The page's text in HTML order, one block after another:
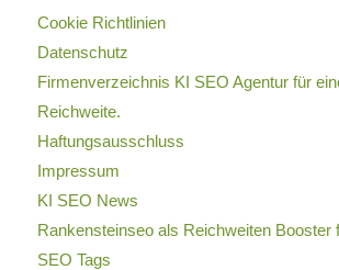
Cookie Richtlinien
Datenschutz
Firmenverzeichnis KI SEO Agentur für
Reichweite.
Haftungsausschluss
Impressum
KI SEO News
Rankensteinseo als Reichweiten Booster
SEO Tags